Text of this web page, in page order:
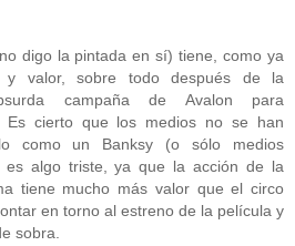
digo la pintada en sí) tiene, como ya
y valor, sobre todo después de la
campaña de Avalon para
Es cierto que los medios no se han
como un Banksy (o sólo medios
es algo triste, ya que la acción de la
tiene mucho más valor que el circo
en torno al estreno de la película y
sobra.